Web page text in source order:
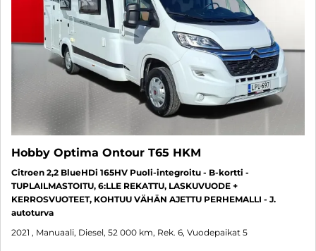
Hobby Optima Ontour T65 HKM
Citroen 2,2 BlueHDi 165HV Puoli-integroitu - B-kortti -
TUPLAILMASTOITU, 6:LLE REKATTU, LASKUVUODE +
KERROSVUOTEET, KOHTUU VÄHÄN AJETTU PERHEMALLI - J.
autoturva
2021 , Manuaali, Diesel, 52 000 km, Rek. 6, Vuodepaikat 5